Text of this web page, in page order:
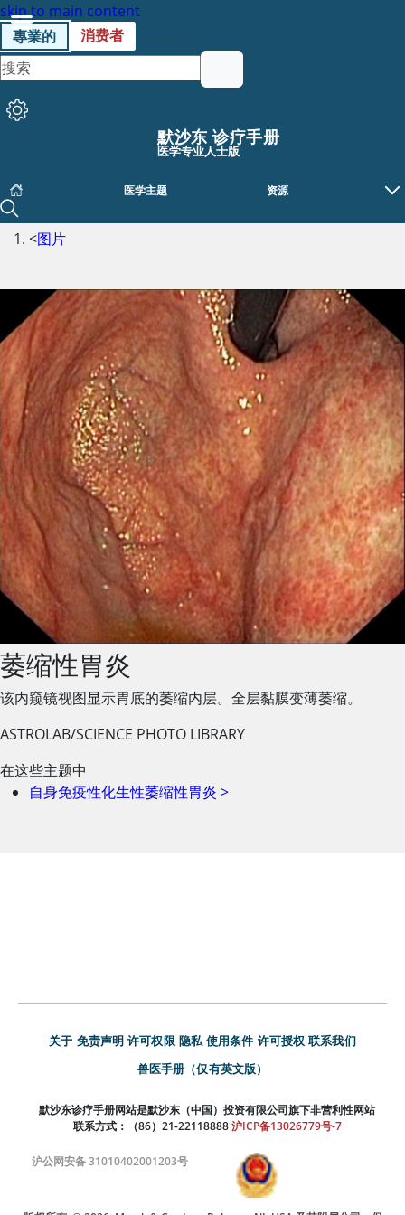
skip to main content
專業的
消费者
默沙东 诊疗手册
医学专业人士版
医学主题 资源
<图片
萎缩性胃炎
该内窥镜视图显示胃底的萎缩内层。全层黏膜变薄萎缩。
ASTROLAB/SCIENCE PHOTO LIBRARY
在这些主题中
自身免疫性化生性萎缩性胃炎 >
关于 免责声明 许可权限 隐私 使用条件 许可授权 联系我们
兽医手册（仅有英文版）
默沙东诊疗手册网站是默沙东（中国）投资有限公司旗下非营利性网站
联系方式：（86）21-22118888 沪ICP备13026779号-7
沪公网安备 31010402001203号